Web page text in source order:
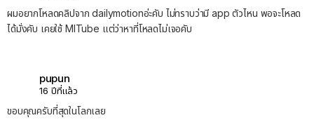
ผมอยากโหลดคลิปจาก dailymotionอ่ะคับ ไม่ทราบว่ามี app ตัวไหน พอจะโหลด
ได้มั่งคับ เคยใช้ MITube แต่ว่าหาที่โหลดไม่เจอคับ
pupun
16 ปีที่แล้ว
ขอบคุณครับที่สุดในโลกเลย